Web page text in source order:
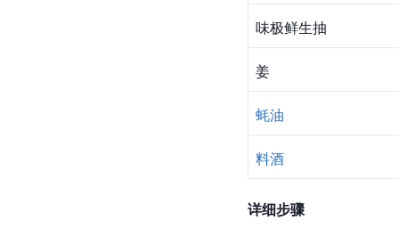
味极鲜生抽
姜
蚝油
料酒
详细步骤